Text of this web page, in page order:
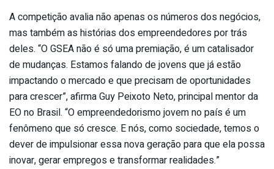
A competição avalia não apenas os números dos negócios,
mas também as histórias dos empreendedores por trás
deles. “O GSEA não é só uma premiação, é um catalisador
de mudanças. Estamos falando de jovens que já estão
impactando o mercado e que precisam de oportunidades
para crescer”, afirma Guy Peixoto Neto, principal mentor da
EO no Brasil. “O empreendedorismo jovem no país é um
fenômeno que só cresce. E nós, como sociedade, temos o
dever de impulsionar essa nova geração para que ela possa
inovar, gerar empregos e transformar realidades.”